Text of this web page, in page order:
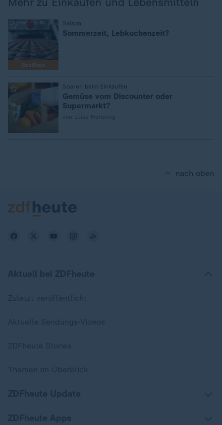
Grafiken
Saison
Sommerzeit, Lebkuchenzeit?
Sparen beim Einkaufen
Gemüse vom Discounter oder
Supermarkt?
nach oben